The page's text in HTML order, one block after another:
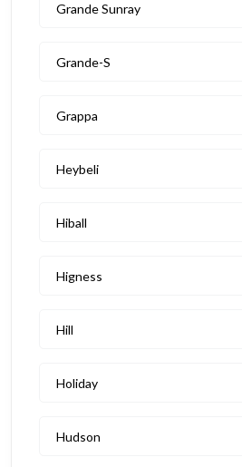
Grande Sunray
Grande-S
Grappa
Heybeli
Hiball
Higness
Hill
Holiday
Hudson